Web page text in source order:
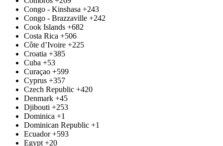
Congo - Kinshasa +243
Congo - Brazzaville +242
Cook Islands +682
Costa Rica +506
Côte d’Ivoire +225
Croatia +385
Cuba +53
Curaçao +599
Cyprus +357
Czech Republic +420
Denmark +45
Djibouti +253
Dominica +1
Dominican Republic +1
Ecuador +593
Egypt +20